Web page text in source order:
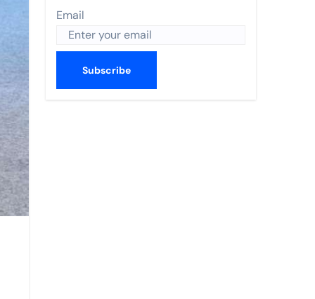
2026
nacionales
||
Email